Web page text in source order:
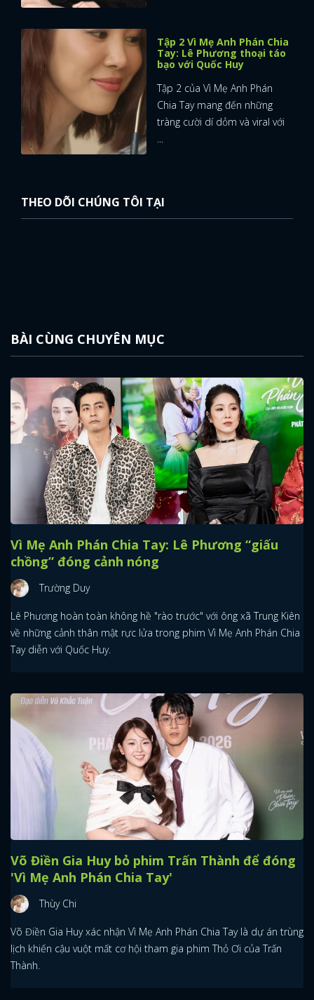
FACEBOOK
Tập 2 Vì Mẹ Anh Phán Chia
Tay: Lê Phương thoại táo
bạo với Quốc Huy
Tập 2 của Vì Mẹ Anh Phán
Chia Tay mang đến những
tràng cười dí dỏm và viral với
THEO DÕI CHÚNG TÔI TẠI
BÀI CÙNG CHUYÊN MỤC
Vì Mẹ Anh Phán Chia Tay: Lê Phương “giấu
chồng” đóng cảnh nóng
Trường Duy
Lê Phương hoàn toàn không hề "rào trước" với ông xã Trung Kiên
về những cảnh thân mật rực lửa trong phim Vì Mẹ Anh Phán Chia
Tay diễn với Quốc Huy.
Võ Điền Gia Huy bỏ phim Trấn Thành để đóng
'Vì Mẹ Anh Phán Chia Tay'
Thùy Chi
Võ Điền Gia Huy xác nhận Vì Mẹ Anh Phán Chia Tay là dự án trùng
lịch khiến cậu vuột mất cơ hội tham gia phim Thỏ Ơi của Trấn
Thành.